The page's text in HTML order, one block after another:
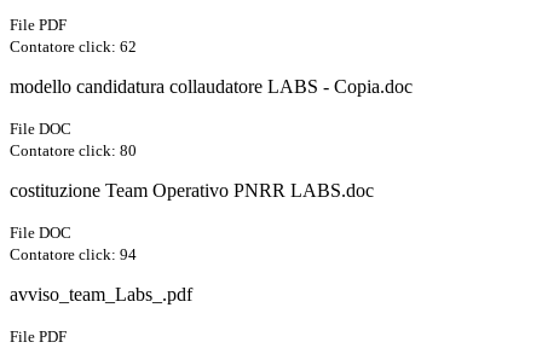
File PDF
Contatore click: 62
modello candidatura collaudatore LABS - Copia.doc
File DOC
Contatore click: 80
costituzione Team Operativo PNRR LABS.doc
File DOC
Contatore click: 94
avviso_team_Labs_.pdf
File PDF